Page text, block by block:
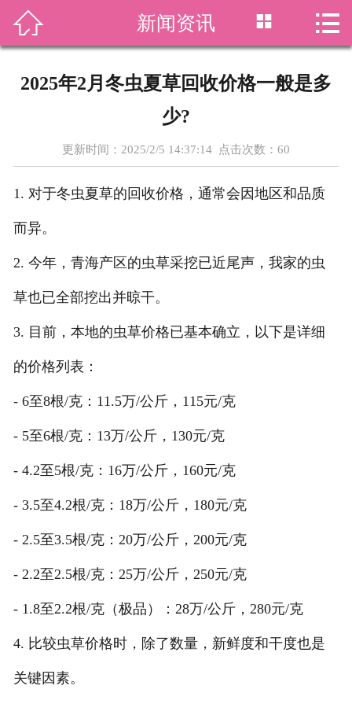
 首页
新闻资讯
回收价格
虫草资讯
 新闻资讯  
2025年2月冬虫夏草回收价格一般是多
少?
更新时间：2025/2/5 14:37:14 点击次数： 60
1. 对于冬虫夏草的回收价格，通常会因地区和品质
而异。
2. 今年，青海产区的虫草采挖已近尾声，我家的虫
草也已全部挖出并晾干。
3. 目前，本地的虫草价格已基本确立，以下是详细
的价格列表：
- 6至8根/克：11.5万/公斤，115元/克
- 5至6根/克：13万/公斤，130元/克
- 4.2至5根/克：16万/公斤，160元/克
- 3.5至4.2根/克：18万/公斤，180元/克
- 2.5至3.5根/克：20万/公斤，200元/克
- 2.2至2.5根/克：25万/公斤，250元/克
- 1.8至2.2根/克（极品）：28万/公斤，280元/克
4. 比较虫草价格时，除了数量，新鲜度和干度也是
关键因素。